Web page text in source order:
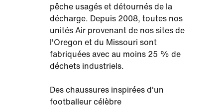
pêche usagés et détournés de la
décharge. Depuis 2008, toutes nos
unités Air provenant de nos sites de
l'Oregon et du Missouri sont
fabriquées avec au moins 25 % de
déchets industriels.
Des chaussures inspirées d'un
footballeur célèbre